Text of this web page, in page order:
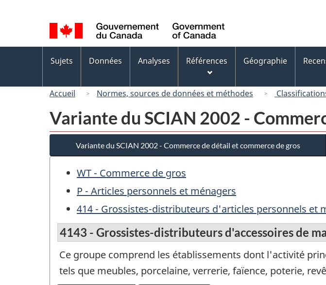
de
la
langue
Canada
des
Sujets Données Analyses Références Géographie
Accueil Normes, sources de données et méthodes
Variante du SCIAN 2002 -
Variante du SCIAN 2002 - Commerce de détail et commerce de gros
WT - Commerce de gros
P - Articles personnels et ménagers
414 - Grossistes-distributeurs d'articles personnels et
4143 - Grossistes-distributeurs d'accessoires de
Ce groupe comprend les établissements dont l'activité
tels que meubles, porcelaine, verrerie, faïence, poterie,